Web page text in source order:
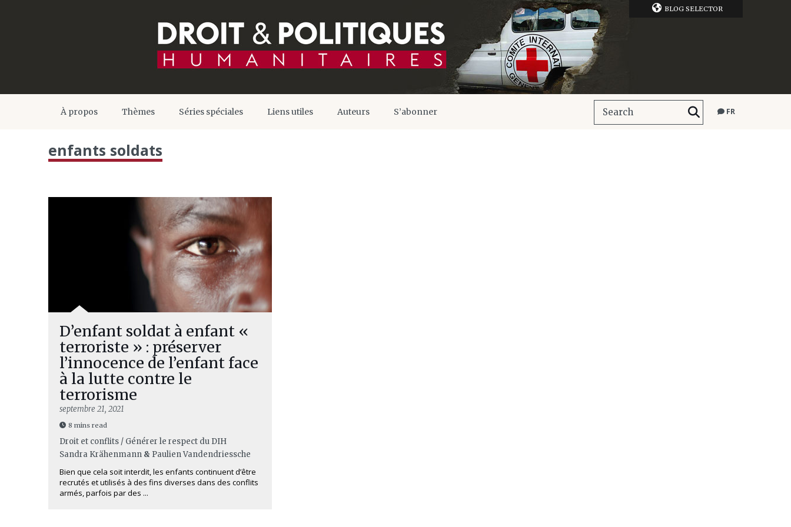
BLOG SELECTOR
À propos Thèmes Séries spéciales Liens utiles Auteurs S’abonner FR
enfants soldats
D’enfant soldat à enfant «
terroriste » : préserver
l’innocence de l’enfant face
à la lutte contre le
terrorisme
septembre 21, 2021
8 mins read
Droit et conflits / Générer le respect du DIH
Sandra Krähenmann & Paulien Vandendriessche
Bien que cela soit interdit, les enfants continuent d’être
recrutés et utilisés à des fins diverses dans des conflits
armés, parfois par des ...